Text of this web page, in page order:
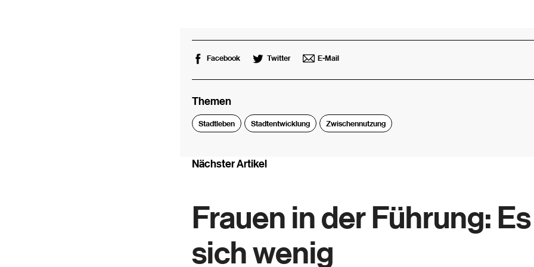
Facebook Twitter E-Mail
Themen
Stadtleben Stadtentwicklung Zwischennutzung
Nächster Artikel
Frauen in der Führung:
sich wenig